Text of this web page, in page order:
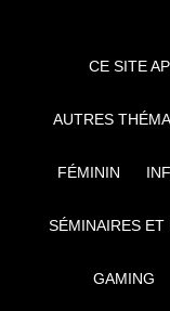
CE SITE
AUTRES
FÉMININ
SÉMINAIRES ET
GAMING